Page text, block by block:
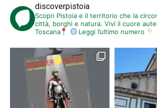
discoverpistoia
Scopri Pistoia e il territorio che la
città, borghi e natura. Vivi il cuore
Toscana
Leggi l’ultimo numero